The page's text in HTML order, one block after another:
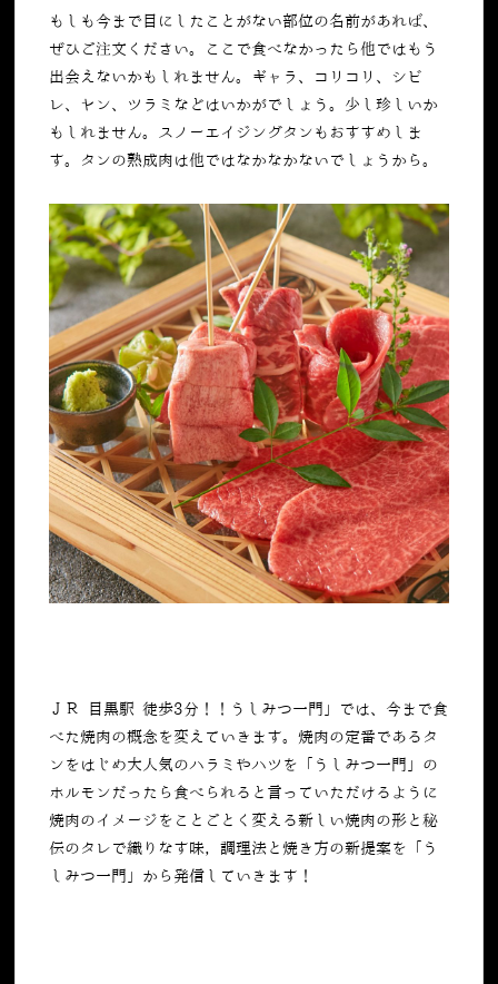
もしも今まで目にしたことがない部位の名前があれば、
ぜひご注文ください。ここで食べなかったら他ではもう
出会えないかもしれません。ギャラ、コリコリ、シビ
レ、ヤン、ツラミなどはいかがでしょう。少し珍しいか
もしれません。スノーエイジングタンもおすすめしま
す。タンの熟成肉は他ではなかなかないでしょうから。
ＪＲ 目黒駅 徒歩3分！！うしみつ一門」では、今まで食
べた焼肉の概念を変えていきます。焼肉の定番であるタ
ンをはじめ大人気のハラミやハツを「うしみつ一門」の
ホルモンだったら食べられると言っていただけるように
焼肉のイメージをことごとく変える新しい焼肉の形と秘
伝のタレで織りなす味，調理法と焼き方の新提案を「う
しみつ一門」から発信していきます！